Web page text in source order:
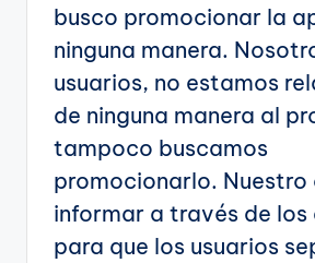
busco promocionar la
ninguna manera.
usuarios, no estamos
de ninguna manera al
tampoco buscamos
promocionarlo.
informar a través de
para que los usuarios